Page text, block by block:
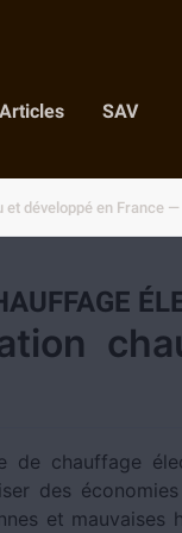
Articles SAV
de chauffage
des
et mauvaises